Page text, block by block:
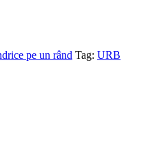
pe un rând Tag: URB